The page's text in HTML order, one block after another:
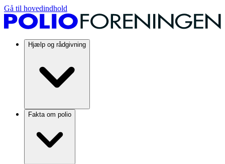
Gå til hovedindhold
Hjælp og rådgivning
Fakta om polio